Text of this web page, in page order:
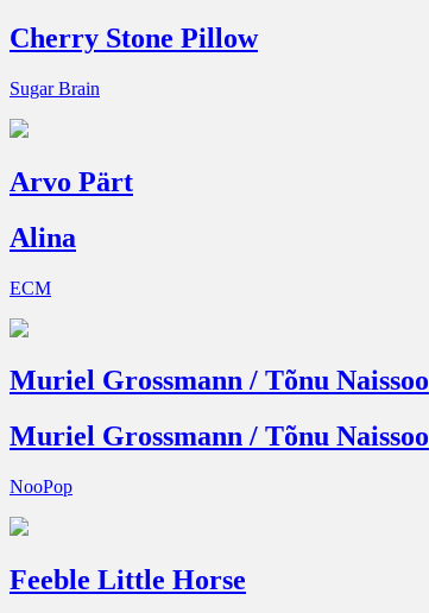
Cherry Stone Pillow
Sugar Brain
Arvo Pärt
Alina
ECM
Muriel Grossmann / Tõnu Naissoo
Muriel Grossmann / Tõnu Naissoo
NooPop
Feeble Little Horse